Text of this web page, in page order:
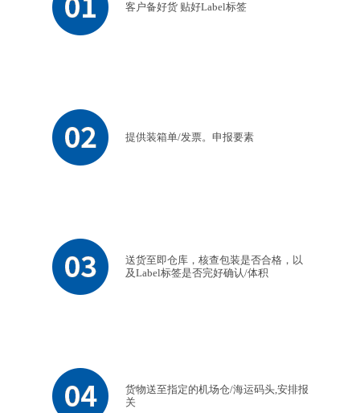
客户备好货 贴好Label标签
提供装箱单/发票。申报要素
送货至即仓库，核查包装是否合格，以
及Label标签是否完好确认/体积
货物送至指定的机场仓/海运码头,安排报
关